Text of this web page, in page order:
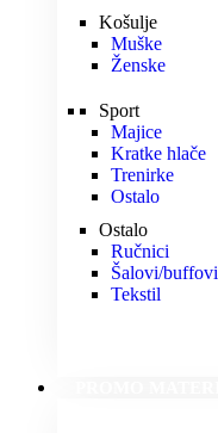
Košulje
Muške
Ženske
Sport
Majice
Kratke hlače
Trenirke
Ostalo
Ostalo
Ručnici
Šalovi/buffovi
Tekstil